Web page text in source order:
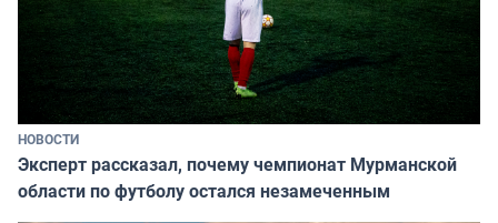
НОВОСТИ
Эксперт рассказал, почему чемпионат Мурманской
области по футболу остался незамеченным